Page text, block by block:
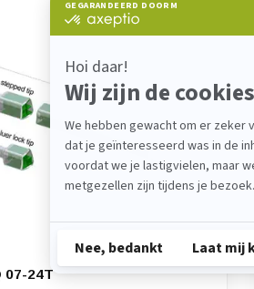
07-24T